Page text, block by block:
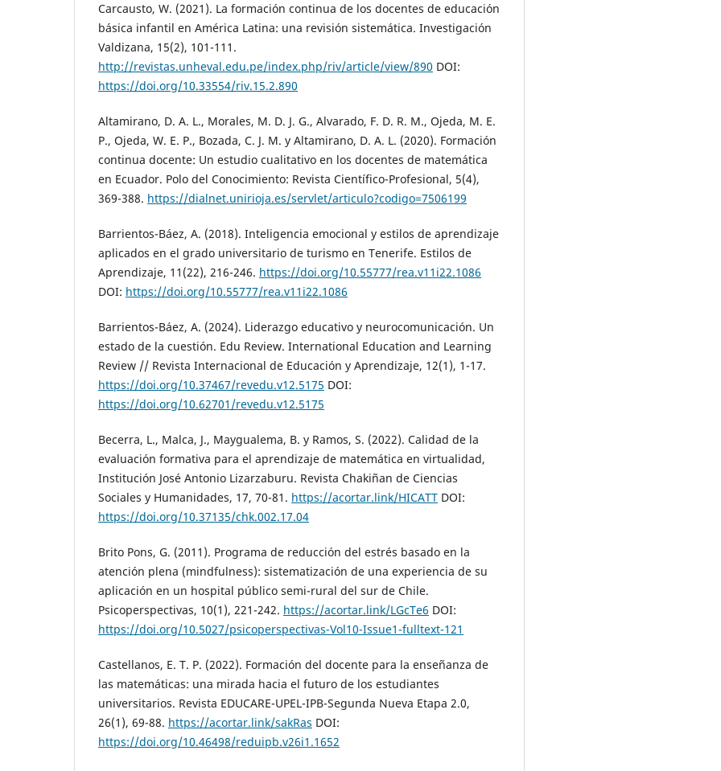
Carcausto, W. (2021). La formación continua de los docentes de educación
básica infantil en América Latina: una revisión sistemática. Investigación
Valdizana, 15(2), 101-111.
http://revistas.unheval.edu.pe/index.php/riv/article/view/890 DOI:
https://doi.org/10.33554/riv.15.2.890
Altamirano, D. A. L., Morales, M. D. J. G., Alvarado, F. D. R. M., Ojeda, M. E.
P., Ojeda, W. E. P., Bozada, C. J. M. y Altamirano, D. A. L. (2020). Formación
continua docente: Un estudio cualitativo en los docentes de matemática
en Ecuador. Polo del Conocimiento: Revista Científico-Profesional, 5(4),
369-388. https://dialnet.unirioja.es/servlet/articulo?codigo=7506199
Barrientos-Báez, A. (2018). Inteligencia emocional y estilos de aprendizaje
aplicados en el grado universitario de turismo en Tenerife. Estilos de
Aprendizaje, 11(22), 216-246. https://doi.org/10.55777/rea.v11i22.1086
DOI: https://doi.org/10.55777/rea.v11i22.1086
Barrientos-Báez, A. (2024). Liderazgo educativo y neurocomunicación. Un
estado de la cuestión. Edu Review. International Education and Learning
Review // Revista Internacional de Educación y Aprendizaje, 12(1), 1-17.
https://doi.org/10.37467/revedu.v12.5175 DOI:
https://doi.org/10.62701/revedu.v12.5175
Becerra, L., Malca, J., Maygualema, B. y Ramos, S. (2022). Calidad de la
evaluación formativa para el aprendizaje de matemática en virtualidad,
Institución José Antonio Lizarzaburu. Revista Chakiñan de Ciencias
Sociales y Humanidades, 17, 70-81. https://acortar.link/HICATT DOI:
https://doi.org/10.37135/chk.002.17.04
Brito Pons, G. (2011). Programa de reducción del estrés basado en la
atención plena (mindfulness): sistematización de una experiencia de su
aplicación en un hospital público semi-rural del sur de Chile.
Psicoperspectivas, 10(1), 221-242. https://acortar.link/LGcTe6 DOI:
https://doi.org/10.5027/psicoperspectivas-Vol10-Issue1-fulltext-121
Castellanos, E. T. P. (2022). Formación del docente para la enseñanza de
las matemáticas: una mirada hacia el futuro de los estudiantes
universitarios. Revista EDUCARE-UPEL-IPB-Segunda Nueva Etapa 2.0,
26(1), 69-88. https://acortar.link/sakRas DOI:
https://doi.org/10.46498/reduipb.v26i1.1652